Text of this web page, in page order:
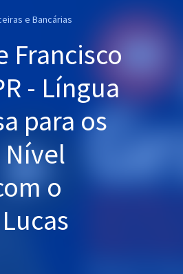
e Bancárias
Francisco
- Língua
para os
Nível
o